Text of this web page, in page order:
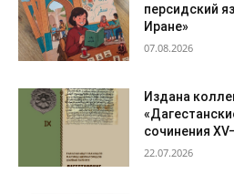
персидский
Иране»
07.08.2026
Издана
сочинения
22.07.2026